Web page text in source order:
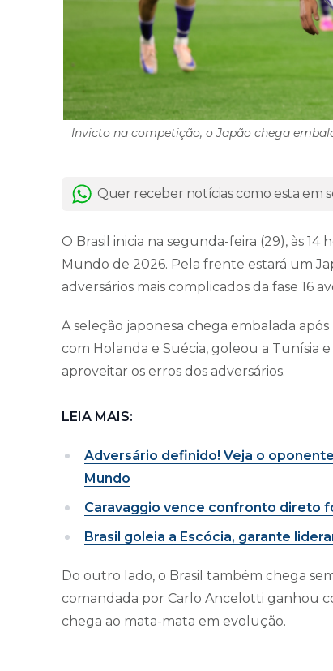
Invicto na competição, o Japão chega
Quer receber notícias como esta em
O Brasil inicia na segunda-feira (29), às
Mundo de 2026. Pela frente estará um
adversários mais complicados da fase 16
A seleção japonesa chega embalada
com Holanda e Suécia, goleou a Tunísia
aproveitar os erros dos adversários.
LEIA MAIS:
Adversário definido! Veja o
Mundo
Caravaggio vence confronto direto
Brasil goleia a Escócia, garante
Do outro lado, o Brasil também chega
comandada por Carlo Ancelotti ganhou
chega ao mata-mata em evolução.